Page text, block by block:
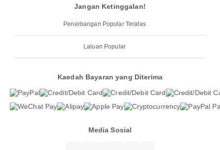
Jangan Ketinggalan!
Penerbangan Popular Teratas
Laluan Popular
Kaedah Bayaran yang Diterima
Media Sosial